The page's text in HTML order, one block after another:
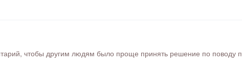
чтобы другим людям было проще принять решение по поводу